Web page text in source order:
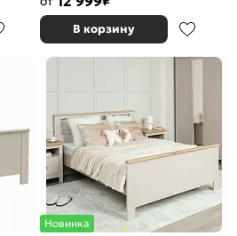
В корзину
Новинка